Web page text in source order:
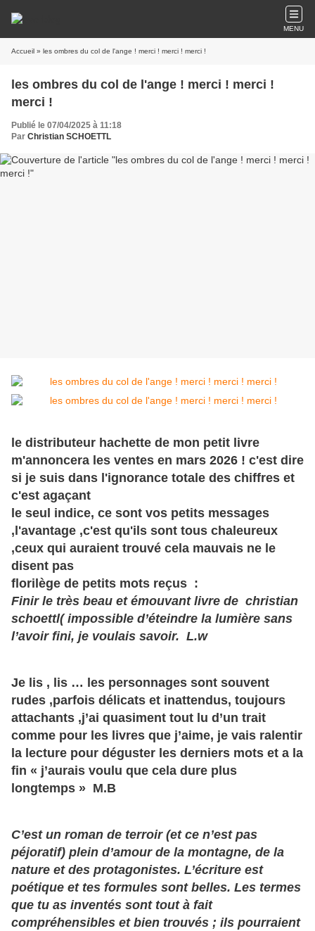
MENU
Accueil » les ombres du col de l'ange ! merci ! merci ! merci !
les ombres du col de l'ange ! merci ! merci !
merci !
Publié le 07/04/2025 à 11:18
Par Christian SCHOETTL
le distributeur hachette de mon petit livre
m'annoncera les ventes en mars 2026 ! c'est dire
si je suis dans l'ignorance totale des chiffres et
c'est agaçant
le seul indice, ce sont vos petits messages
,l'avantage ,c'est qu'ils sont tous chaleureux
,ceux qui auraient trouvé cela mauvais ne le
disent pas
florilège de petits mots reçus :
Finir le très beau et émouvant livre de christian
schoettl( impossible d’éteindre la lumière sans
l’avoir fini, je voulais savoir. L.w
Je lis , lis … les personnages sont souvent
rudes ,parfois délicats et inattendus, toujours
attachants ,j’ai quasiment tout lu d’un trait
comme pour les livres que j’aime, je vais ralentir
la lecture pour déguster les derniers mots et a la
fin « j’aurais voulu que cela dure plus
longtemps » M.B
C’est un roman de terroir (et ce n’est pas
péjoratif) plein d’amour de la montagne, de la
nature et des protagonistes. L’écriture est
poétique et tes formules sont belles. Les termes
que tu as inventés sont tout à fait
compréhensibles et bien trouvés ; ils pourraient